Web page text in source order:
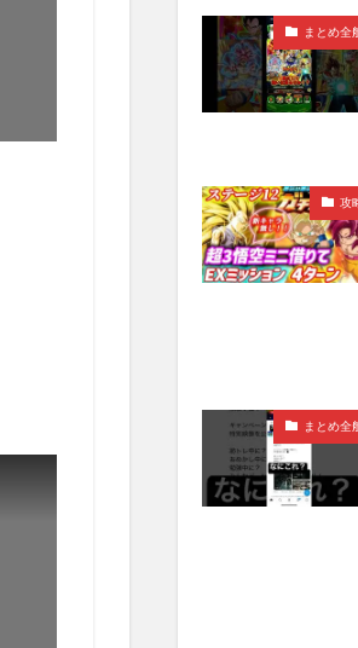
まとめ全
攻
まとめ全